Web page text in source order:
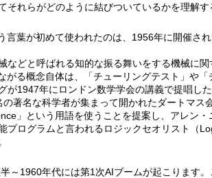
それらがどのように結びついているかを理解す
言葉が初めて使われたのは、1956年に開催さ
などと呼ばれる知的な振る舞いをする機械に
がる概念自体は、「チューリングテスト」や
が1947年にロンドン数学学会の講義で提唱し
著名な科学者が集まって開かれたダートマス
」という用語を使うことを提案し、アレン
プログラムと言われるロジックセオリスト（
～1960年代には第1次AIブームが起こります